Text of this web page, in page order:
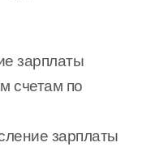
зарплаты
счетам по
зарплаты